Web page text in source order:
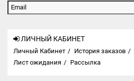
ЛИЧНЫЙ КАБИНЕТ
Личный Кабинет История заказов
Лист ожидания
Рассылка